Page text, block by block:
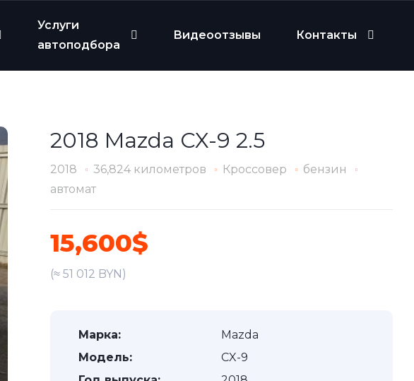
Услуги
автоподбора
Видеоотзывы Контакты
2018 Mazda CX-9 2.5
2018 36,824 километров Кроссовер
бензин
автомат
15,600$
(≈ 51 012 BYN)
Марка:
Mazda
Модель:
CX-9